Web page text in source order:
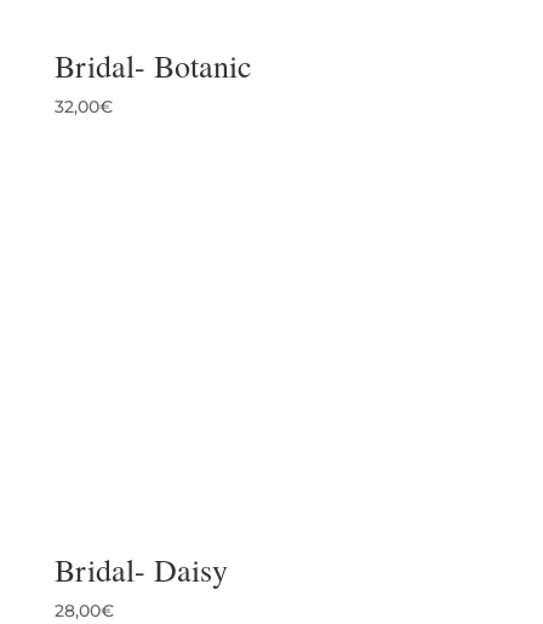
Bridal- Botanic
32,00€
Bridal- Daisy
28,00€